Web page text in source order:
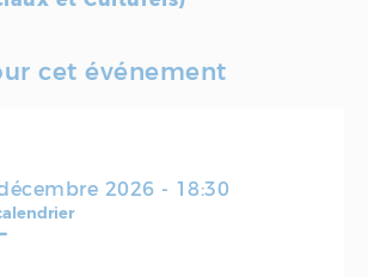
cet événement
2026 - 18:30